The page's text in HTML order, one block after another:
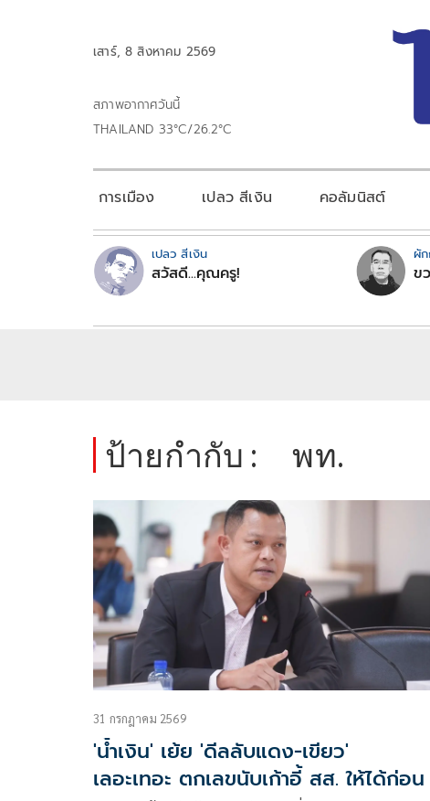
เสาร์, 8 สิงหาคม 2569
สภาพอากาศวันนี้
THAILAND 33°C/26.2°C
การเมือง เปลว สีเงิน คอลัมนิสต์
เปลว สีเงิน
สวัสดี...คุณครู!
ผั
ข
ป้ายกำกับ : พท.
31 กรกฎาคม 2569
'น้ำเงิน' เย้ย 'ดีลลับแดง-เขียว'
เลอะเทอะ ตกเลขนับเก้าอี้ สส. ให้ได้ก่อน